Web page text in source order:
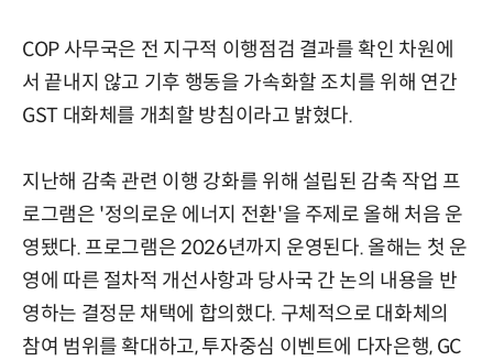
COP 사무국은 전 지구적 이행점검 결과를 확인 차원에
서 끝내지 않고 기후 행동을 가속화할 조치를 위해 연간
GST 대화체를 개최할 방침이라고 밝혔다.
지난해 감축 관련 이행 강화를 위해 설립된 감축 작업 프
로그램은 '정의로운 에너지 전환'을 주제로 올해 처음 운
영됐다. 프로그램은 2026년까지 운영된다. 올해는 첫 운
영에 따른 절차적 개선사항과 당사국 간 논의 내용을 반
영하는 결정문 채택에 합의했다. 구체적으로 대화체의
참여 범위를 확대하고, 투자중심 이벤트에 다자은행, GC